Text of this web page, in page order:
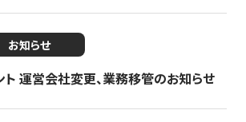
お知らせ
ト 運営会社変更、業務移管のお知らせ